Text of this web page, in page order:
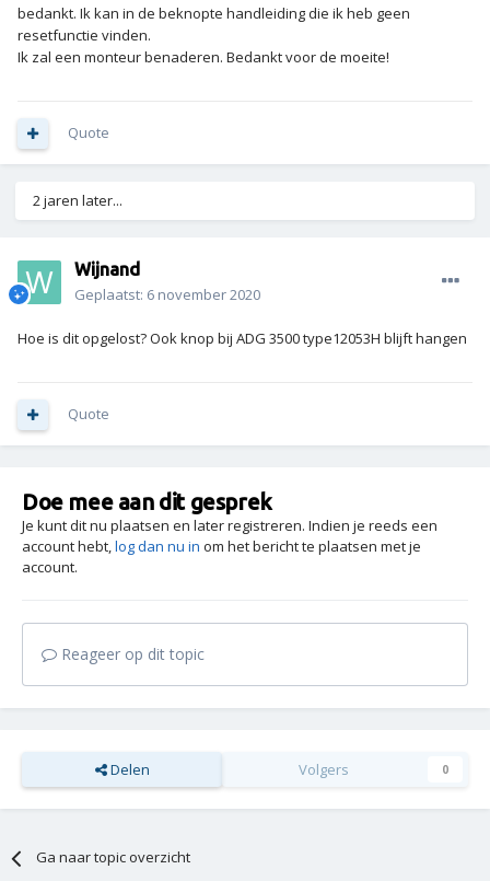
bedankt. Ik kan in de beknopte handleiding die ik heb geen
resetfunctie vinden.
Ik zal een monteur benaderen. Bedankt voor de moeite!
Quote
2 jaren later...
Wijnand
Geplaatst: 6 november 2020
Hoe is dit opgelost? Ook knop bij ADG 3500 type12053H blijft hangen
Quote
Doe mee aan dit gesprek
Je kunt dit nu plaatsen en later registreren. Indien je reeds een
account hebt,log dan nu in om het bericht te plaatsen met je
account.
Reageer op dit topic
Delen Volgers 0
Ga naar topic overzicht